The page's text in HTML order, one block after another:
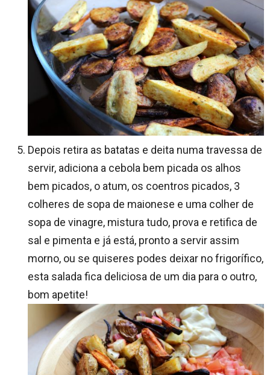
Depois retira as batatas e deita numa travessa de
servir, adiciona a cebola bem picada os alhos
bem picados, o atum, os coentros picados, 3
colheres de sopa de maionese e uma colher de
sopa de vinagre, mistura tudo, prova e retifica de
sal e pimenta e já está, pronto a servir assim
morno, ou se quiseres podes deixar no frigorífico,
esta salada fica deliciosa de um dia para o outro,
bom apetite!